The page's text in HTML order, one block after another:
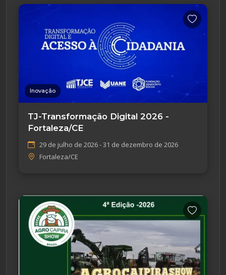
Inovação
TJ-Transformação Digital 2026 -
Fortaleza/CE
29 de julho de 2026 - 31 de dezembro de 2026
Fortaleza/CE